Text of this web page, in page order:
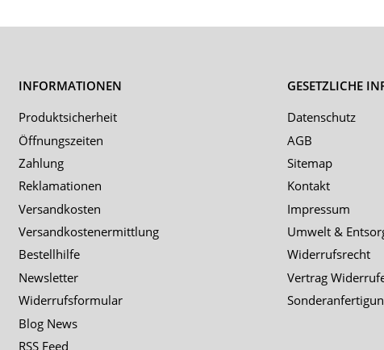
INFORMATIONEN
Produktsicherheit
Öffnungszeiten
Zahlung
Reklamationen
Versandkosten
Versandkostenermittlung
Bestellhilfe
Newsletter
Widerrufsformular
Blog News
RSS Feed
GESETZLICHE
Datenschutz
AGB
Sitemap
Kontakt
Impressum
Umwelt &
Widerrufsrecht
Vertrag